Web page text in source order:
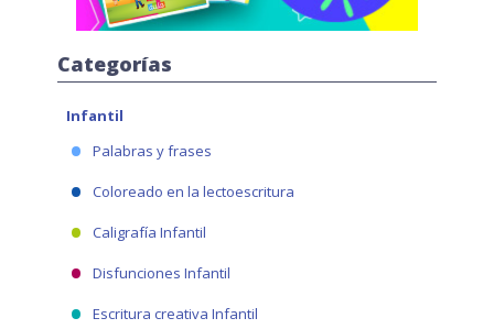
Categorías
Infantil
Palabras y frases
Coloreado en la lectoescritura
Caligrafía Infantil
Disfunciones Infantil
Escritura creativa Infantil